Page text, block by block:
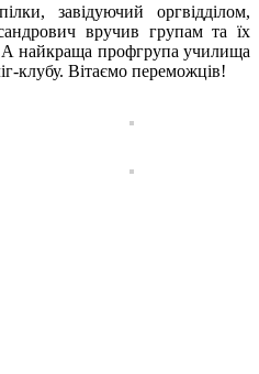
завідуючий оргвідділом,
вручив групам та їх
А найкраща профгрупа училища
клубу. Вітаємо переможців!